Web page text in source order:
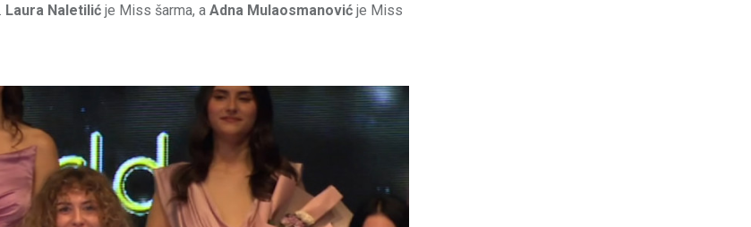
Laura Naletilić je Miss šarma, a Adna Mulaosmanović je Miss